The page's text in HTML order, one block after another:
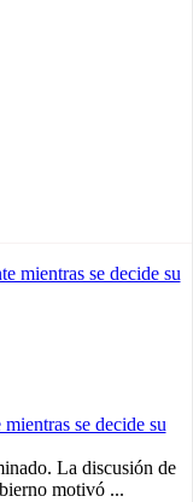
mientras se decide su
La discusión de
motivó ...